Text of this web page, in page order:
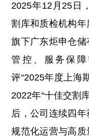
2025年12月25日
割库和质检机构
旗下广东炬申仓
管控、服务保
评“2025年度上海
2022年“十佳交割
后，公司连续四
规范化运营与高